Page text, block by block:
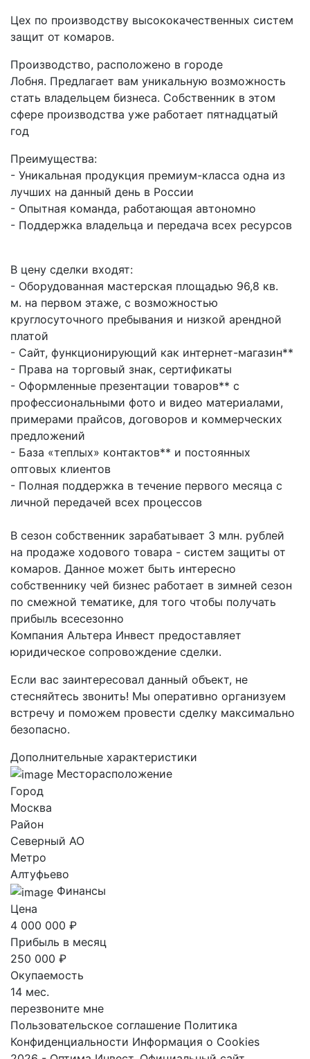
Цех по производству высококачественных систем
защит от комаров.
Производство, расположено в городе
Лобня. Предлагает вам уникальную возможность
стать владельцем бизнеса. Собственник в этом
сфере производства уже работает пятнадцатый
год
Преимущества:
- Уникальная продукция премиум-класса одна из
лучших на данный день в России
- Опытная команда, работающая автономно
- Поддержка владельца и передача всех ресурсов
В цену сделки входят:
- Оборудованная мастерская площадью 96,8 кв.
м. на первом этаже, с возможностью
круглосуточного пребывания и низкой арендной
платой
- Сайт, функционирующий как интернет-магазин**
- Права на торговый знак, сертификаты
- Оформленные презентации товаров** с
профессиональными фото и видео материалами,
примерами прайсов, договоров и коммерческих
предложений
- База «теплых» контактов** и постоянных
оптовых клиентов
- Полная поддержка в течение первого месяца с
личной передачей всех процессов
В сезон собственник зарабатывает 3 млн. рублей
на продаже ходового товара - систем защиты от
комаров. Данное может быть интересно
собственнику чей бизнес работает в зимней сезон
по смежной тематике, для того чтобы получать
прибыль всесезонно
Компания Альтера Инвест предоставляет
юридическое сопровождение сделки.
Если вас заинтересовал данный объект, не
стесняйтесь звонить! Мы оперативно организуем
встречу и поможем провести сделку максимально
безопасно.
Дополнительные характеристики
Месторасположение
Город
Москва
Район
Северный AO
Метро
Алтуфьево
Финансы
Цена
4 000 000 ₽
Прибыль в месяц
250 000 ₽
Окупаемость
14 мес.
перезвоните мне
Пользовательское соглашение Политика
Конфиденциальности Информация о Cookies